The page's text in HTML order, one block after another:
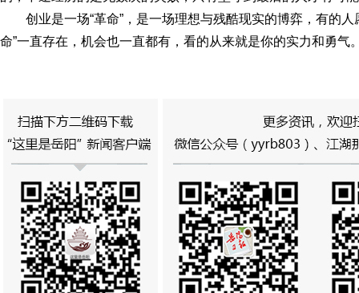
创业是一场“革命”，是一场理想与残酷现实的博弈，有的
命”一直存在，机会也一直都有，看的从来就是你的实力和勇气